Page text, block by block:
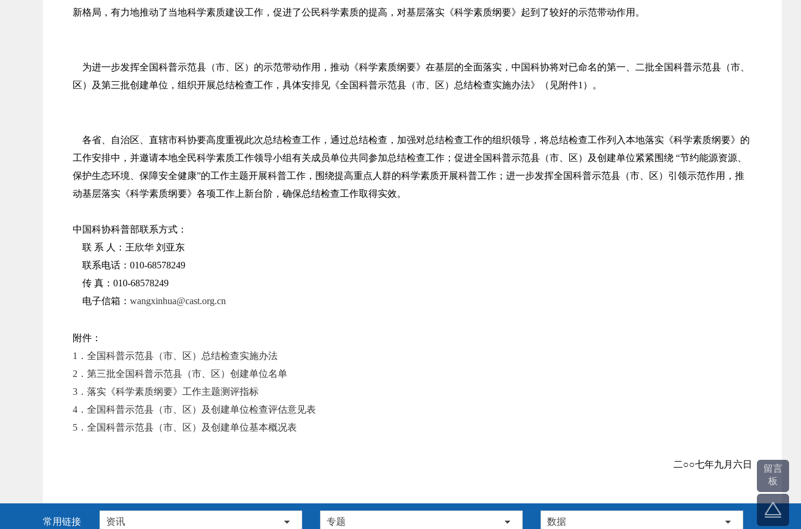
留言
板
新格局，有力地推动了当地科学素质建设工作，促进了公民科学素质的提高，对基层落实《科学素质纲要》起到了较好的示范带动作用。
为进一步发挥全国科普示范县（市、区）的示范带动作用，推动《科学素质纲要》在基层的全面落实，中国科协将对已命名的第一、二批全国科普示范县（市、
区）及第三批创建单位，组织开展总结检查工作，具体安排见《全国科普示范县（市、区）总结检查实施办法》（见附件1）。
各省、自治区、直辖市科协要高度重视此次总结检查工作，通过总结检查，加强对总结检查工作的组织领导，将总结检查工作列入本地落实《科学素质纲要》的
工作安排中，并邀请本地全民科学素质工作领导小组有关成员单位共同参加总结检查工作；促进全国科普示范县（市、区）及创建单位紧紧围绕 “节约能源资源、
保护生态环境、保障安全健康”的工作主题开展科普工作，围绕提高重点人群的科学素质开展科普工作；进一步发挥全国科普示范县（市、区）引领示范作用，推
动基层落实《科学素质纲要》各项工作上新台阶，确保总结检查工作取得实效。
中国科协科普部联系方式：
联 系 人：王欣华 刘亚东
联系电话：010-68578249
传 真：010-68578249
电子信箱： wangxinhua@cast.org.cn
附件：
1．全国科普示范县（市、区）总结检查实施办法
2．第三批全国科普示范县（市、区）创建单位名单
3．落实《科学素质纲要》工作主题测评指标
4．全国科普示范县（市、区）及创建单位检查评估意见表
5．全国科普示范县（市、区）及创建单位基本概况表
二○○七年九月六日
常用链接 资讯 专题 数据